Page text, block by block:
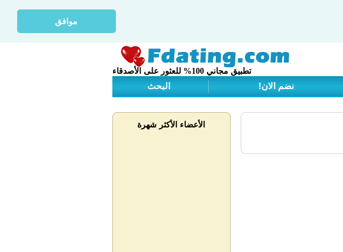
موافق
تطبيق مجاني 100% للعثور على الأصدقاء
نضم الان! البحث
الأعضاء الأكثر شهرة